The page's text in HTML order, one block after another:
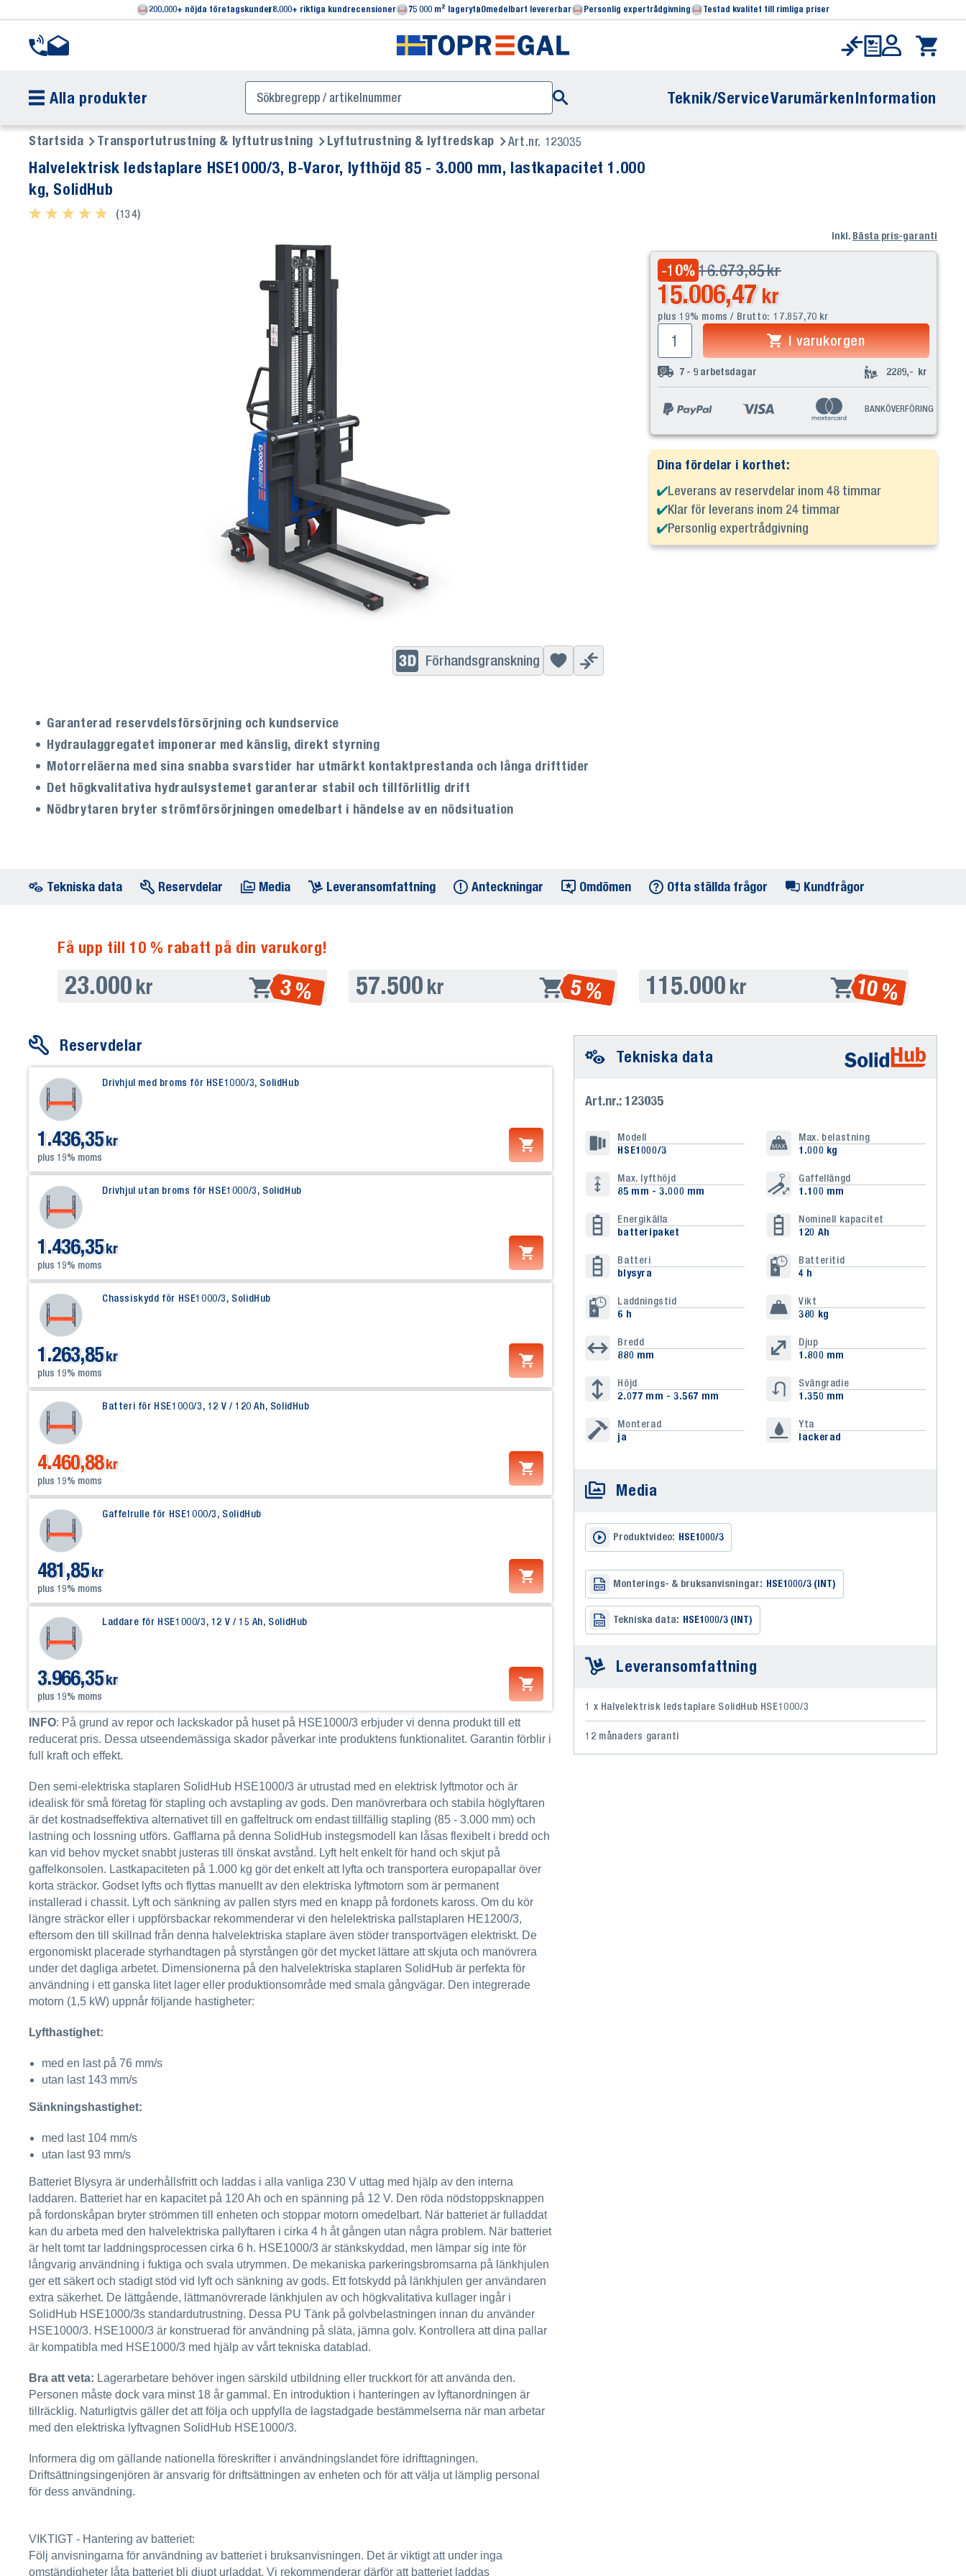
200.000+ nöjda företagskunder8.000+ riktiga kundrecensioner 75 000 m² lagerytaOmedelbart levererbar Personlig expertrådgivning Testad kvalitet till rimliga priser
Teknik/ServiceVarumärkenInformation
Alla produkter
Startsida Transportutrustning & lyftutrustning Lyftutrustning & lyftredskap Art.nr. 123035
Halvelektrisk ledstaplare HSE1000/3, B-Varor, lyfthöjd 85 - 3.000 mm, lastkapacitet 1.000
kg, SolidHub
★ ★ ★ ★ ★
★ ★ ★ ★ ★ (134)
Förhandsgranskning
Garanterad reservdelsförsörjning och kundservice
Hydraulaggregatet imponerar med känslig, direkt styrning
Motorreläerna med sina snabba svarstider har utmärkt kontaktprestanda och långa drifttider
Det högkvalitativa hydraulsystemet garanterar stabil och tillförlitlig drift
Nödbrytaren bryter strömförsörjningen omedelbart i händelse av en nödsituation
Inkl. Bästa pris-garanti
-10%16.673,85kr
15.006,47 kr
plus 19% moms / Brutto: 17.857,70 kr
I varukorgen
7 - 9 arbetsdagar 2289,- kr
BANKÖVERFÖRING
Dina fördelar i korthet:
Leverans av reservdelar inom 48 timmar
Klar för leverans inom 24 timmar
Personlig expertrådgivning
Tekniska data Reservdelar Media Leveransomfattning Anteckningar Omdömen Ofta ställda frågor Kundfrågor
Få upp till 10 % rabatt på din varukorg!
23.000 kr 3 % 57.500 kr 5 % 115.000 kr 10 %
Reservdelar
Drivhjul med broms för HSE1000/3, SolidHub
1.436,35kr
plus 19% moms
Drivhjul utan broms för HSE1000/3, SolidHub
1.436,35kr
plus 19% moms
Chassiskydd för HSE1000/3, SolidHub
1.263,85kr
plus 19% moms
Batteri för HSE1000/3, 12 V / 120 Ah, SolidHub
4.460,88kr
plus 19% moms
Gaffelrulle för HSE1000/3, SolidHub
481,85kr
plus 19% moms
Laddare för HSE1000/3, 12 V / 15 Ah, SolidHub
3.966,35kr
plus 19% moms
INFO: På grund av repor och lackskador på huset på HSE1000/3 erbjuder vi denna produkt till ett
reducerat pris. Dessa utseendemässiga skador påverkar inte produktens funktionalitet. Garantin förblir i
full kraft och effekt.
Den semi-elektriska staplaren SolidHub HSE1000/3 är utrustad med en elektrisk lyftmotor och är
idealisk för små företag för stapling och avstapling av gods. Den manövrerbara och stabila höglyftaren
är det kostnadseffektiva alternativet till en gaffeltruck om endast tillfällig stapling (85 - 3.000 mm) och
lastning och lossning utförs. Gafflarna på denna SolidHub instegsmodell kan låsas flexibelt i bredd och
kan vid behov mycket snabbt justeras till önskat avstånd. Lyft helt enkelt för hand och skjut på
gaffelkonsolen. Lastkapaciteten på 1.000 kg gör det enkelt att lyfta och transportera europapallar över
korta sträckor. Godset lyfts och flyttas manuellt av den elektriska lyftmotorn som är permanent
installerad i chassit. Lyft och sänkning av pallen styrs med en knapp på fordonets kaross. Om du kör
längre sträckor eller i uppförsbackar rekommenderar vi den helelektriska pallstaplaren HE1200/3,
eftersom den till skillnad från denna halvelektriska staplare även stöder transportvägen elektriskt. De
ergonomiskt placerade styrhandtagen på styrstången gör det mycket lättare att skjuta och manövrera
under det dagliga arbetet. Dimensionerna på den halvelektriska staplaren SolidHub är perfekta för
användning i ett ganska litet lager eller produktionsområde med smala gångvägar. Den integrerade
motorn (1,5 kW) uppnår följande hastigheter:
Lyfthastighet:
med en last på 76 mm/s
utan last 143 mm/s
Sänkningshastighet:
med last 104 mm/s
utan last 93 mm/s
Batteriet Blysyra är underhållsfritt och laddas i alla vanliga 230 V uttag med hjälp av den interna
laddaren. Batteriet har en kapacitet på 120 Ah och en spänning på 12 V. Den röda nödstoppsknappen
på fordonskåpan bryter strömmen till enheten och stoppar motorn omedelbart. När batteriet är fulladdat
kan du arbeta med den halvelektriska pallyftaren i cirka 4 h åt gången utan några problem. När batteriet
är helt tomt tar laddningsprocessen cirka 6 h. HSE1000/3 är stänkskyddad, men lämpar sig inte för
långvarig användning i fuktiga och svala utrymmen. De mekaniska parkeringsbromsarna på länkhjulen
ger ett säkert och stadigt stöd vid lyft och sänkning av gods. Ett fotskydd på länkhjulen ger användaren
extra säkerhet. De lättgående, lättmanövrerade länkhjulen av och högkvalitativa kullager ingår i
SolidHub HSE1000/3s standardutrustning. Dessa PU Tänk på golvbelastningen innan du använder
HSE1000/3. HSE1000/3 är konstruerad för användning på släta, jämna golv. Kontrollera att dina pallar
är kompatibla med HSE1000/3 med hjälp av vårt tekniska datablad.
Bra att veta: Lagerarbetare behöver ingen särskild utbildning eller truckkort för att använda den.
Personen måste dock vara minst 18 år gammal. En introduktion i hanteringen av lyftanordningen är
tillräcklig. Naturligtvis gäller det att följa och uppfylla de lagstadgade bestämmelserna när man arbetar
med den elektriska lyftvagnen SolidHub HSE1000/3.
Informera dig om gällande nationella föreskrifter i användningslandet före idrifttagningen.
Driftsättningsingenjören är ansvarig för driftsättningen av enheten och för att välja ut lämplig personal
för dess användning.
VIKTIGT - Hantering av batteriet:
Följ anvisningarna för användning av batteriet i bruksanvisningen. Det är viktigt att under inga
omständigheter låta batteriet bli djupt urladdat. Vi rekommenderar därför att batteriet laddas
Tekniska data
Art.nr.: 123035
Modell
HSE1000/3
Max. belastning
1.000 kg
Max. lyfthöjd
85 mm - 3.000 mm
Gaffellängd
1.100 mm
Energikälla
batteripaket
Nominell kapacitet
120 Ah
Batteri
blysyra
Batteritid
4 h
Laddningstid
6 h
Vikt
380 kg
Bredd
880 mm
Djup
1.800 mm
Höjd
2.077 mm - 3.567 mm
Svängradie
1.350 mm
Monterad
ja
Yta
lackerad
Media
Produktvideo: HSE1000/3
Monterings- & bruksanvisningar: HSE1000/3 (INT)
Tekniska data: HSE1000/3 (INT)
Leveransomfattning
1 x Halvelektrisk ledstaplare SolidHub HSE1000/3
12 månaders garanti